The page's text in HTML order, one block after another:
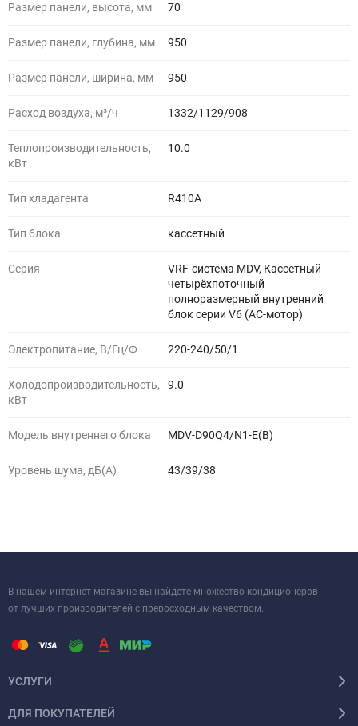
Размер панели, высота, мм 70
Размер панели, глубина, мм 950
Размер панели, ширина, мм 950
Расход воздуха, м³/ч 1332/1129/908
Теплопроизводительность,
кВт
10.0
Тип хладагента R410A
Тип блока кассетный
Серия
VRF-система MDV, Кассетный
четырёхпоточный
полноразмерный внутренний
блок серии V6 (AC-мотор)
Электропитание, В/Гц/Ф 220-240/50/1
Холодопроизводительность,
кВт
9.0
Модель внутреннего блока MDV-D90Q4/N1-E(B)
Уровень шума, дБ(A) 43/39/38
В нашем интернет-магазине вы найдете множество кондиционеров
от лучших производителей с превосходным качеством.
УСЛУГИ
ДЛЯ ПОКУПАТЕЛЕЙ